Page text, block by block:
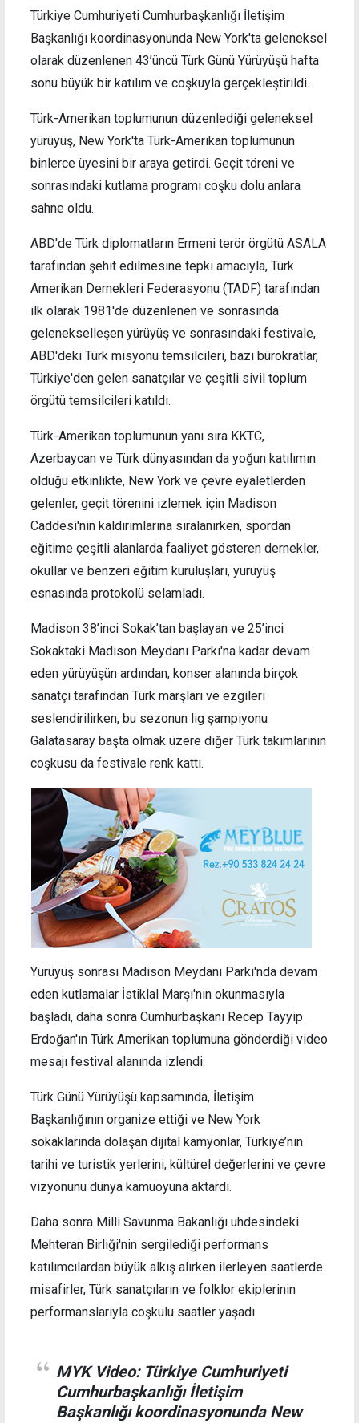
Türkiye Cumhuriyeti Cumhurbaşkanlığı İletişim
Başkanlığı koordinasyonunda New York'ta geleneksel
olarak düzenlenen 43’üncü Türk Günü Yürüyüşü hafta
sonu büyük bir katılım ve coşkuyla gerçekleştirildi.
Türk-Amerikan toplumunun düzenlediği geleneksel
yürüyüş, New York'ta Türk-Amerikan toplumunun
binlerce üyesini bir araya getirdi. Geçit töreni ve
sonrasındaki kutlama programı coşku dolu anlara
sahne oldu.
ABD'de Türk diplomatların Ermeni terör örgütü ASALA
tarafından şehit edilmesine tepki amacıyla, Türk
Amerikan Dernekleri Federasyonu (TADF) tarafından
ilk olarak 1981'de düzenlenen ve sonrasında
gelenekselleşen yürüyüş ve sonrasındaki festivale,
ABD'deki Türk misyonu temsilcileri, bazı bürokratlar,
Türkiye'den gelen sanatçılar ve çeşitli sivil toplum
örgütü temsilcileri katıldı.
Türk-Amerikan toplumunun yanı sıra KKTC,
Azerbaycan ve Türk dünyasından da yoğun katılımın
olduğu etkinlikte, New York ve çevre eyaletlerden
gelenler, geçit törenini izlemek için Madison
Caddesi'nin kaldırımlarına sıralanırken, spordan
eğitime çeşitli alanlarda faaliyet gösteren dernekler,
okullar ve benzeri eğitim kuruluşları, yürüyüş
esnasında protokolü selamladı.
Madison 38’inci Sokak’tan başlayan ve 25’inci
Sokaktaki Madison Meydanı Parkı'na kadar devam
eden yürüyüşün ardından, konser alanında birçok
sanatçı tarafından Türk marşları ve ezgileri
seslendirilirken, bu sezonun lig şampiyonu
Galatasaray başta olmak üzere diğer Türk takımlarının
coşkusu da festivale renk kattı.
Yürüyüş sonrası Madison Meydanı Parkı'nda devam
eden kutlamalar İstiklal Marşı'nın okunmasıyla
başladı, daha sonra Cumhurbaşkanı Recep Tayyip
Erdoğan'ın Türk Amerikan toplumuna gönderdiği video
mesajı festival alanında izlendi.
Türk Günü Yürüyüşü kapsamında, İletişim
Başkanlığının organize ettiği ve New York
sokaklarında dolaşan dijital kamyonlar, Türkiye’nin
tarihi ve turistik yerlerini, kültürel değerlerini ve çevre
vizyonunu dünya kamuoyuna aktardı.
Daha sonra Milli Savunma Bakanlığı uhdesindeki
Mehteran Birliği'nin sergilediği performans
katılımcılardan büyük alkış alırken ilerleyen saatlerde
misafirler, Türk sanatçıların ve folklor ekiplerinin
performanslarıyla coşkulu saatler yaşadı.
MYK Video: Türkiye Cumhuriyeti
Cumhurbaşkanlığı İletişim
Başkanlığı koordinasyonunda New